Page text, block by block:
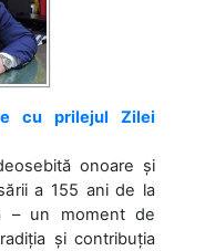
cu prilejul Zilei
onoare și
a 155 ani de la
– un moment de
și contribuția